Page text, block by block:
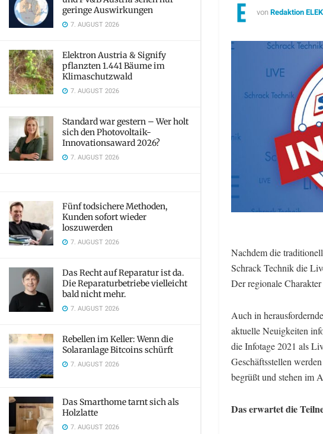
geringe Auswirkungen
7. AUGUST 2026
Elektron Austria & Signify
pflanzten 1.441 Bäume im
Klimaschutzwald
7. AUGUST 2026
Standard war gestern – Wer holt
sich den Photovoltaik-
Innovationsaward 2026?
7. AUGUST 2026
Fünf todsichere Methoden,
Kunden sofort wieder
loszuwerden
7. AUGUST 2026
Das Recht auf Reparatur ist da.
Die Reparaturbetriebe vielleicht
bald nicht mehr.
7. AUGUST 2026
Rebellen im Keller: Wenn die
Solaranlage Bitcoins schürft
7. AUGUST 2026
Das Smarthome tarnt sich als
Holzlatte
7. AUGUST 2026
vonRedaktion
Nachdem die
Schrack Technik die
Der regionale
Auch in
aktuelle Neuigkeiten
die Infotage 2021 als
Geschäftsstellen
begrüßt und stehen im
Das erwartet die